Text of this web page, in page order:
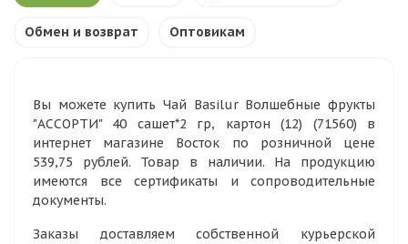
Обмен и возврат Оптовикам
Вы можете купить Чай Basilur Волшебные фрукты
"АССОРТИ" 40 сашет*2 гр, картон (12) (71560) в
интернет магазине Восток по розничной цене
539,75 рублей. Товар в наличии. На продукцию
имеются все сертификаты и сопроводительные
документы.
Заказы доставляем собственной курьерской